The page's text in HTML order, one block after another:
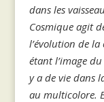
dans les
Cosmique agit
l’évolution de la
étant l’image
y a de vie dans
au multicolore.